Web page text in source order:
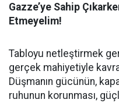
Gazze’ye Sahip
Etmeyelim!
Tabloyu netleştirmek
gerçek mahiyetiyle
Düşmanın gücünün,
ruhunun korunması,